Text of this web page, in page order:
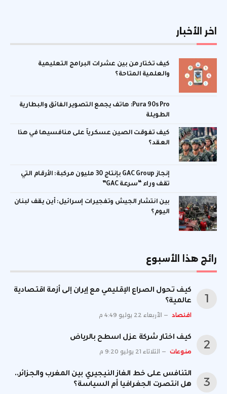
اخر الأخبار
كيف تختار من بين عشرات البرامج التعليمية
والعلمية المتاحة؟
Pura 90s Pro: هاتف يجمع التصوير الفائق والبطارية
الطويلة
كيف تفوقت الصين عسكرياً على منافسيها في هذا
العقد؟
إنجاز GAC Group بإنتاج 30 مليون مركبة: الأرقام التي
تقف وراء “سرعة GAC”
بين انتشار الجيش وتفجيرات إسرائيل: أين يقف لبنان
اليوم؟
رائج هذا الأسبوع
كيف تحول الصراع الإقليمي مع إيران إلى أزمة اقتصادية
عالمية؟
اقتصاد الأربعاء 22 يوليو 4:49 م
كيف اختار شركة عزل اسطح بالرياض
منوعات الثلاثاء 21 يوليو 9:20 م
التنافس على خط الغاز النيجيري بين المغرب والجزائر..
هل انتصرت الجغرافيا أم السياسة؟